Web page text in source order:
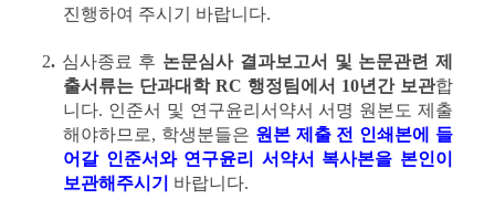
진행하여 주시기 바랍니다.
2. 심사종료 후 논문심사 결과보고서 및 논문관련 제
출서류는 단과대학 RC 행정팀에서 10년간 보관합
니다. 인준서 및 연구윤리서약서 서명 원본도 제출
해야하므로, 학생분들은 원본 제출 전 인쇄본에 들
어갈 인준서와 연구윤리 서약서 복사본을 본인이
보관해주시기
바랍니다.